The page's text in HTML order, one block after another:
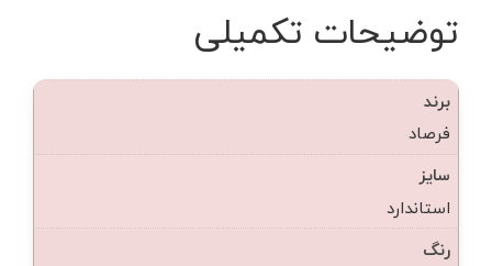
توضیحات تکمیلی
برند
فرصاد
سایز
استاندارد
رنگ